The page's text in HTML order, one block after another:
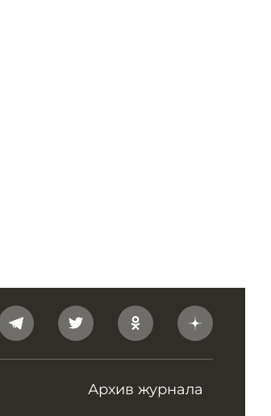
Архив журнала